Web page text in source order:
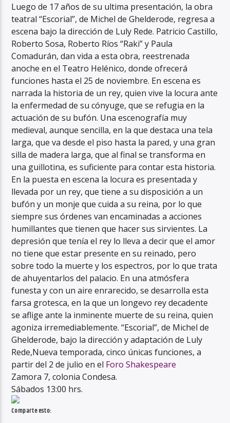
Luego de 17 años de su ultima presentación, la obra
teatral “Escorial”, de Michel de Ghelderode, regresa a
escena bajo la dirección de Luly Rede. Patricio Castillo,
Roberto Sosa, Roberto Ríos “Raki” y Paula
Comadurán, dan vida a esta obra, reestrenada
anoche en el Teatro Helénico, donde ofrecerá
funciones hasta el 25 de noviembre. En escena es
narrada la historia de un rey, quien vive la locura ante
la enfermedad de su cónyuge, que se refugia en la
actuación de su bufón. Una escenografía muy
medieval, aunque sencilla, en la que destaca una tela
larga, que va desde el piso hasta la pared, y una gran
silla de madera larga, que al final se transforma en
una guillotina, es suficiente para contar esta historia.
En la puesta en escena la locura es presentada y
llevada por un rey, que tiene a su disposición a un
bufón y un monje que cuida a su reina, por lo que
siempre sus órdenes van encaminadas a acciones
humillantes que tienen que hacer sus sirvientes. La
depresión que tenía el rey lo lleva a decir que el amor
no tiene que estar presente en su reinado, pero
sobre todo la muerte y los espectros, por lo que trata
de ahuyentarlos del palacio. En una atmósfera
funesta y con un aire enrarecido, se desarrolla esta
farsa grotesca, en la que un longevo rey decadente
se aflige ante la inminente muerte de su reina, quien
agoniza irremediablemente. “Escorial”, de Michel de
Ghelderode, bajo la dirección y adaptación de Luly
Rede,Nueva temporada, cinco únicas funciones, a
partir del 2 de julio en el Foro Shakespeare
Zamora 7, colonia Condesa.
Sábados 13:00 hrs.
Comparte esto: